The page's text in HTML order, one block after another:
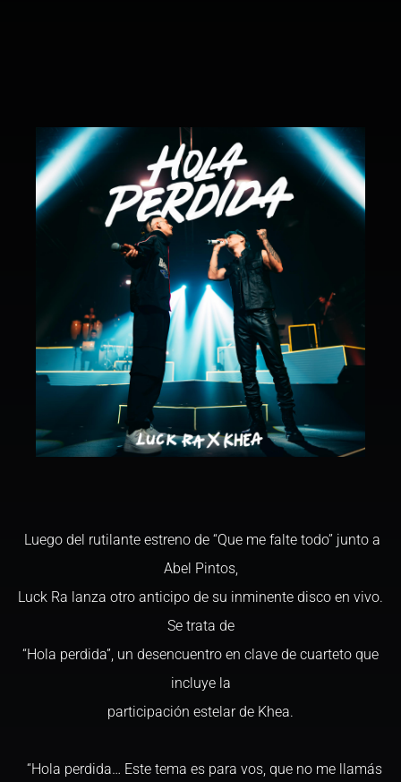
Luego del rutilante estreno de “Que me falte todo” junto a
Abel Pintos,
Luck Ra lanza otro anticipo de su inminente disco en vivo.
Se trata de
“Hola perdida”, un desencuentro en clave de cuarteto que
incluye la
participación estelar de Khea.
“Hola perdida… Este tema es para vos, que no me llamás